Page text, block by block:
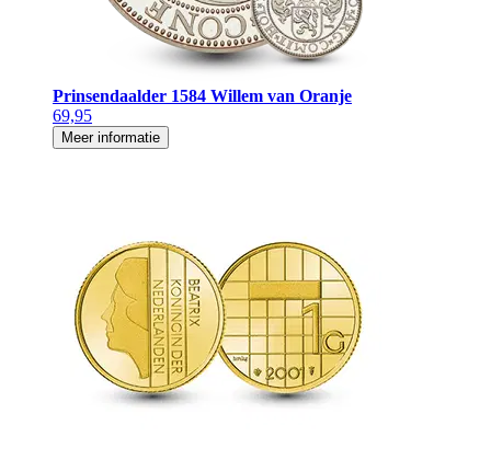
Prinsendaalder 1584 Willem van Oranje
69,95
Meer informatie